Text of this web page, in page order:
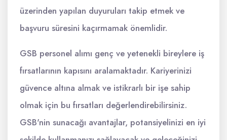
üzerinden yapılan duyuruları takip etmek ve
başvuru süresini kaçırmamak önemlidir.
GSB personel alımı genç ve yetenekli bireylere iş
fırsatlarının kapısını aralamaktadır. Kariyerinizi
güvence altına almak ve istikrarlı bir işe sahip
olmak için bu fırsatları değerlendirebilirsiniz.
GSB'nin sunacağı avantajlar, potansiyelinizi en iyi